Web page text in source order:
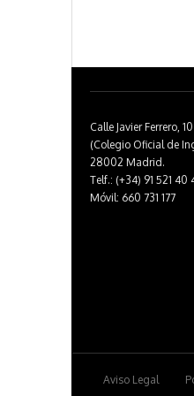
Calle Javier Ferrero,
(Colegio Oficial de
28002 Madrid.
Telf.: (+34) 91 521 40
Móvil: 660 731 177
Aviso Legal